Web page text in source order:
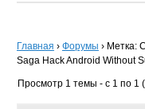
Главная › Форумы › Метка:
Saga Hack Android Without
Просмотр 1 темы - с 1 по 1